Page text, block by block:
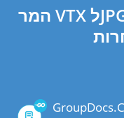
המר VTX לJPG באמצעות SDK בשפות